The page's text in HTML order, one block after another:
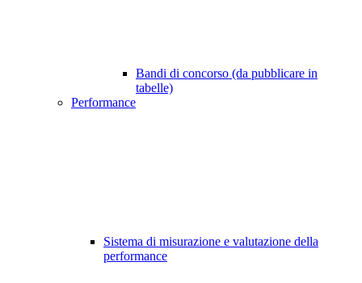
Bandi di concorso (da pubblicare in
tabelle)
Performance
Sistema di misurazione e valutazione della
performance